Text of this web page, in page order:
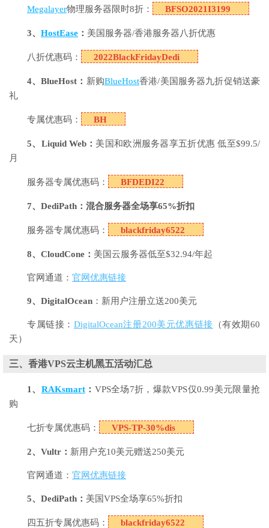
Megalayer物理服务器限时8折： BFSO2021I3199
3、 HostEase ： 美国服务器/香港服务器八折优惠
八折优惠码： 2022BlackFridayDedi
4、BlueHost： 新购BlueHost香港/美国服务器九折促销送豪
礼
专属优惠码： BH
5、Liquid Web： 美国和欧洲服务器享五折优惠 低至$99.5/
月
服务器专属优惠码： BFDEDI22
7、DediPath：混合服务器全场享65%折扣
服务器专属优惠码： blackfriday6522
8、CloudCone： 美国云服务器低至$32.94/年起
官网通道： 官网优惠链接
9、DigitalOcean ：新用户注册立送200美元
专属链接： DigitalOcean注册200美元优惠链接 （有效期60
天）
三、香港VPS云主机黑五活动汇总
1、 RAKsmart： VPS全场7折，爆款VPS仅0.99美元限量抢
购
七折专属优惠码： VPS-TP-30%dis
2、Vultr： 新用户充10美元赠送250美元
官网通道： 官网优惠链接
5、DediPath： 美国VPS全场享65%折扣
四五折专属优惠码： blackfriday6522